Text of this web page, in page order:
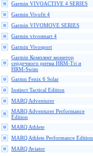
Garmin VIVOACTIVE 4 SERIES
Garmin Vivofit 4
Garmin VIVOMOVE SERIES
Garmin vivosmart 4
Garmin Vivosport
Garmin Комплект монитор
сердечного ритма HRM-Tri и
HRM-Swim
Garmn Fenix 6 Solar
Instinct Tactical Edition
MARQ Adventurer
MARQ Adventurer Performance
Edition
MARQ Athlete
MARQ Athlete Performance Edition
MARQ Aviator